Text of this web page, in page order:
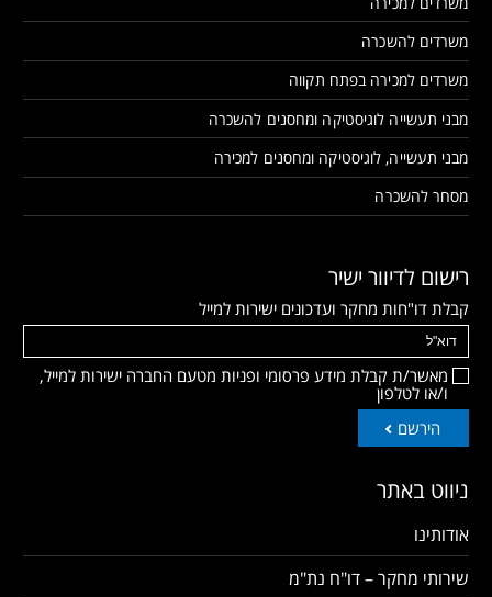
משרדים להשכרה
משרדים למכירה בפתח תקווה
מבני תעשייה לוגיסטיקה ומחסנים להשכרה
מבני תעשייה, לוגיסטיקה ומחסנים למכירה
מסחר להשכרה
רישום לדיוור ישיר
קבלת דו"חות מחקר ועדכונים ישירות למייל
מאשר/ת קבלת מידע פרסומי ופניות מטעם החברה ישירות למייל,
ו/או לטלפון
הירשם
ניווט באתר
אודותינו
שירותי מחקר – דו"ח נת"מ